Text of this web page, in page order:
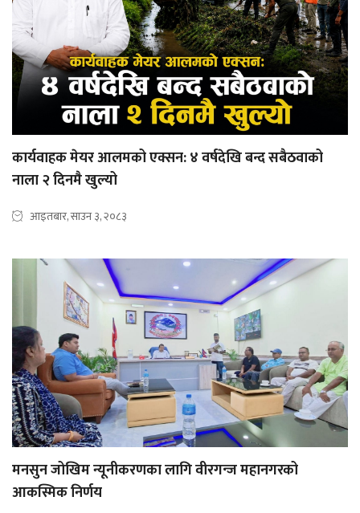
कार्यवाहक मेयर आलमको एक्सन: ४ वर्षदेखि बन्द सबैठवाको
नाला २ दिनमै खुल्यो
आइतबार, साउन ३, २०८३
मनसुन जोखिम न्यूनीकरणका लागि वीरगन्ज महानगरको
आकस्मिक निर्णय